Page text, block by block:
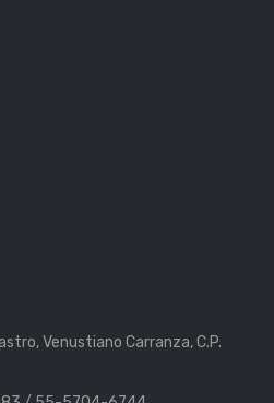
Venustiano Carranza, C.P.